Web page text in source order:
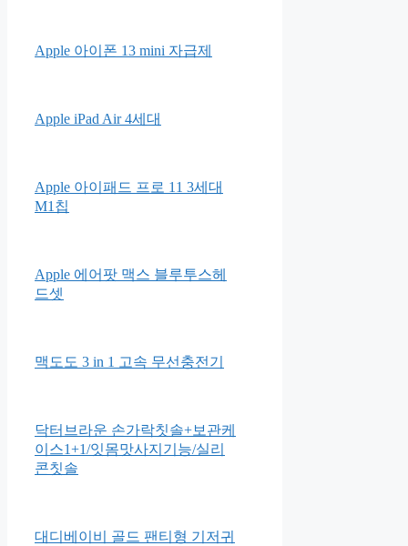
Apple 아이폰 13 mini 자급제
Apple iPad Air 4세대
Apple 아이패드 프로 11 3세대
M1칩
Apple 에어팟 맥스 블루투스헤
드셋
맥도도 3 in 1 고속 무선충전기
닥터브라운 손가락칫솔+보관케
이스1+1/잇몸맛사지기능/실리
콘칫솔
대디베이비 골드 팬티형 기저귀